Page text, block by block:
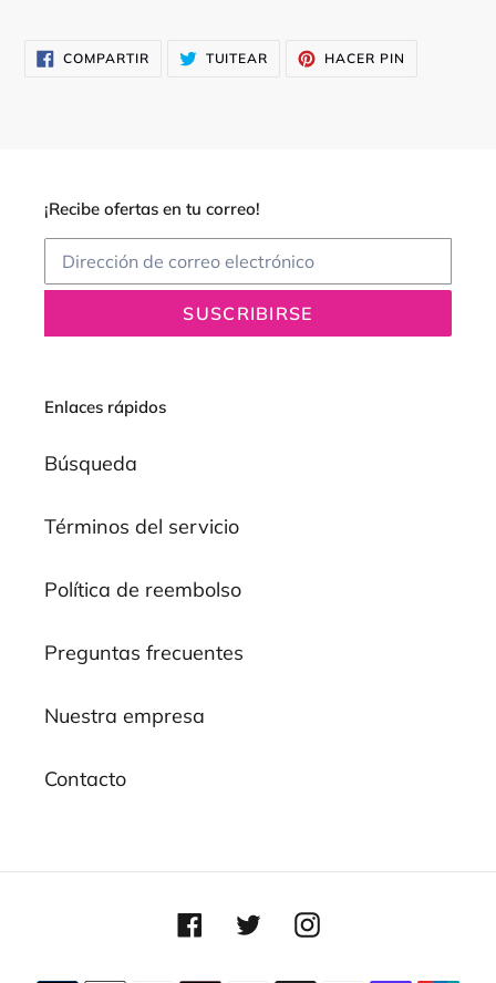
COMPARTIRCOMPARTIR
EN
TUITEAR TUITEARHACER PIN
¡Recibe ofertas en tu correo!
SUSCRIBIRSE
Enlaces rápidos
Búsqueda
Términos del servicio
Política de reembolso
Preguntas frecuentes
Nuestra empresa
Contacto
FacebookTwitterInstagram